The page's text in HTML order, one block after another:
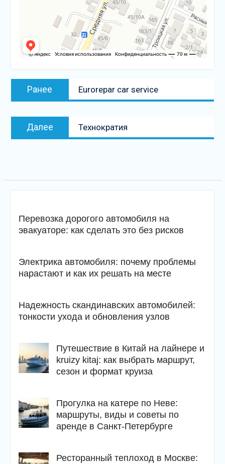
Навигация
Ранее
Предыдущая
запись:
Eurorepar car service
Далее
Следующая
запись
Технократия
Перевозка дорогого автомобиля на
эвакуаторе: как сделать это без рисков
Электрика автомобиля: почему проблемы
нарастают и как их решать на месте
Надежность скандинавских автомобилей:
тонкости ухода и обновления узлов
Путешествие в Китай на лайнере и
kruizy kitaj: как выбрать маршрут,
сезон и формат круиза
Прогулка на катере по Неве:
маршруты, виды и советы по
аренде в Санкт-Петербурге
Ресторанный теплоход в Москве: